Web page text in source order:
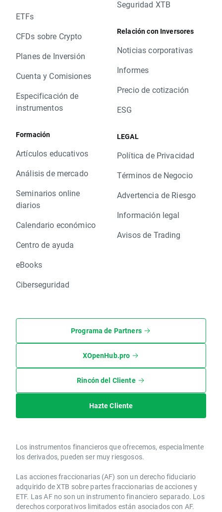
ETFs
CFDs sobre Crypto
Planes de Inversión
Cuenta y Comisiones
Especificación de
instrumentos
Formación
Artículos educativos
Análisis de mercado
Seminarios online
diarios
Calendario económico
Centro de ayuda
eBooks
Ciberseguridad
Seguridad XTB
Relación con Inversores
Noticias corporativas
Informes
Precio de cotización
ESG
LEGAL
Política de Privacidad
Términos de Negocio
Advertencia de Riesgo
Información legal
Avisos de Trading
Programa de Partners
XOpenHub.pro
Rincón del Cliente
Hazte Cliente
Los instrumentos financieros que ofrecemos, especialmente
los derivados, pueden ser muy riesgosos.
Las acciones fraccionarias (AF) son un derecho fiduciario
adquirido de XTB sobre partes fraccionarias de acciones y
ETF. Las AF no son un instrumento financiero separado. Los
derechos corporativos limitados están asociados con AF.